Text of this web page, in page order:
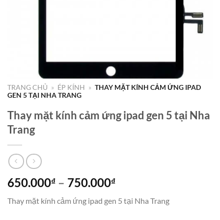
TRANG CHỦ » ÉP KÍNH » THAY MẶT KÍNH CẢM ỨNG IPAD
GEN 5 TẠI NHA TRANG
Thay mặt kính cảm ứng ipad gen 5 tại Nha
Trang
650.000₫ – 750.000₫Khoảng
từ
Thay mặt kính cảm ứng ipad gen 5 tại Nha Trang